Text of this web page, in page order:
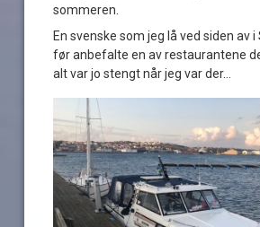
sommeren.
En svenske som jeg lå ved siden av
før anbefalte en av restaurantene
alt var jo stengt når jeg var der…